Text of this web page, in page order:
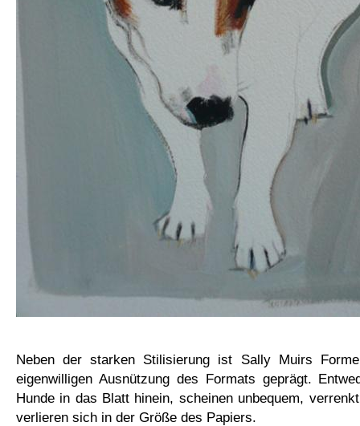
Neben der starken Stilisierung ist Sally Muirs
eigenwilligen Ausnützung des Formats geprägt.
Hunde in das Blatt hinein, scheinen unbequem,
verlieren sich in der Größe des Papiers.